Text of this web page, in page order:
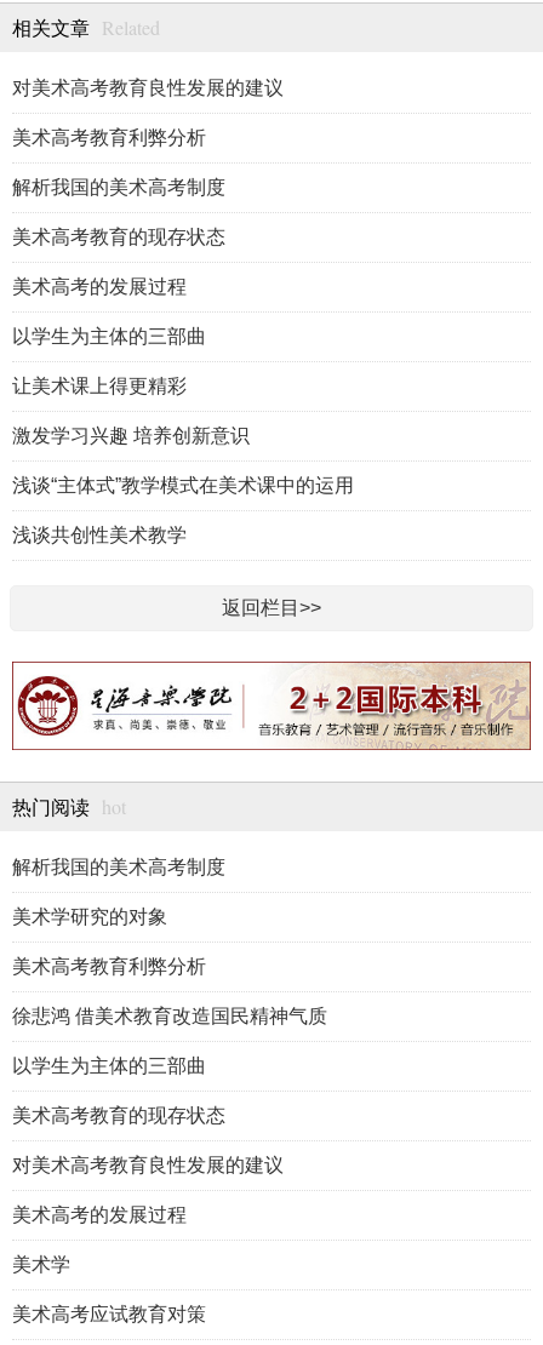
相关文章 Related
对美术高考教育良性发展的建议
美术高考教育利弊分析
解析我国的美术高考制度
美术高考教育的现存状态
美术高考的发展过程
以学生为主体的三部曲
让美术课上得更精彩
激发学习兴趣 培养创新意识
浅谈“主体式”教学模式在美术课中的运用
浅谈共创性美术教学
返回栏目>>
热门阅读 hot
解析我国的美术高考制度
美术学研究的对象
美术高考教育利弊分析
徐悲鸿 借美术教育改造国民精神气质
以学生为主体的三部曲
美术高考教育的现存状态
对美术高考教育良性发展的建议
美术高考的发展过程
美术学
美术高考应试教育对策